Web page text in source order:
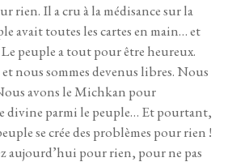
rien. Il a cru à la médisance sur la
avait toutes les cartes en main… et
peuple a tout pour être heureux.
nous sommes devenus libres. Nous
avons le Michkan pour
divine parmi le peuple… Et pourtant,
se crée des problèmes pour rien !
aujourd’hui pour rien, pour ne pas